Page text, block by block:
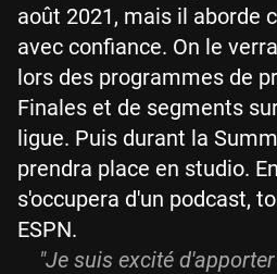
août 2021, mais il aborde
avec confiance. On le
lors des programmes de
Finales et de segments
ligue. Puis durant la
prendra place en studio.
s'occupera d'un podcast,
ESPN.
"Je suis excité